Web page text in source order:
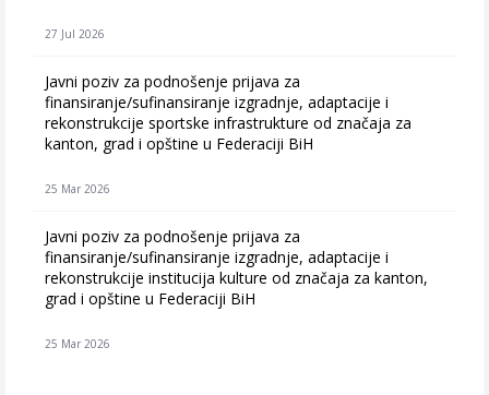
27 Jul 2026
Javni poziv za podnošenje prijava za
finansiranje/sufinansiranje izgradnje, adaptacije i
rekonstrukcije sportske infrastrukture od značaja za
kanton, grad i opštine u Federaciji BiH
25 Mar 2026
Javni poziv za podnošenje prijava za
finansiranje/sufinansiranje izgradnje, adaptacije i
rekonstrukcije institucija kulture od značaja za kanton,
grad i opštine u Federaciji BiH
25 Mar 2026